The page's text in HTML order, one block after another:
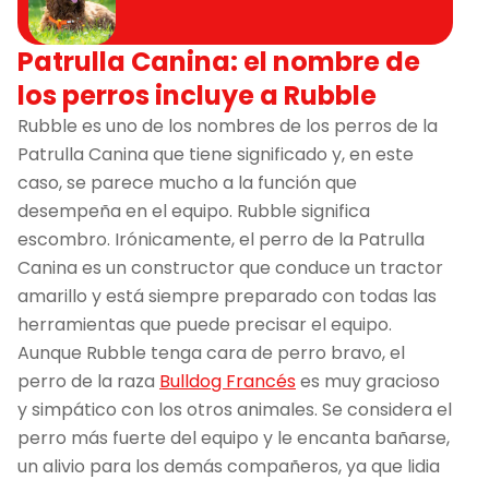
Patrulla Canina: el nombre de
los perros incluye a Rubble
Rubble es uno de los nombres de los perros de la
Patrulla Canina que tiene significado y, en este
caso, se parece mucho a la función que
desempeña en el equipo. Rubble significa
escombro. Irónicamente, el perro de la Patrulla
Canina es un constructor que conduce un tractor
amarillo y está siempre preparado con todas las
herramientas que puede precisar el equipo.
Aunque Rubble tenga cara de perro bravo, el
perro de la raza Bulldog Francéses muy gracioso
y simpático con los otros animales. Se considera el
perro más fuerte del equipo y le encanta bañarse,
un alivio para los demás compañeros, ya que lidia